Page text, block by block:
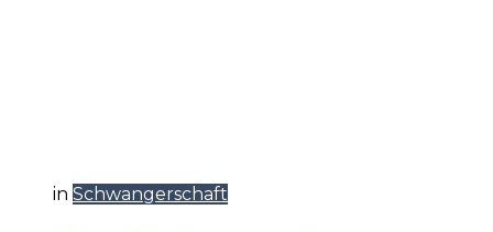
in Schwangerschaft